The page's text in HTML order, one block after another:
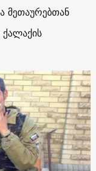
მეთაურებთან